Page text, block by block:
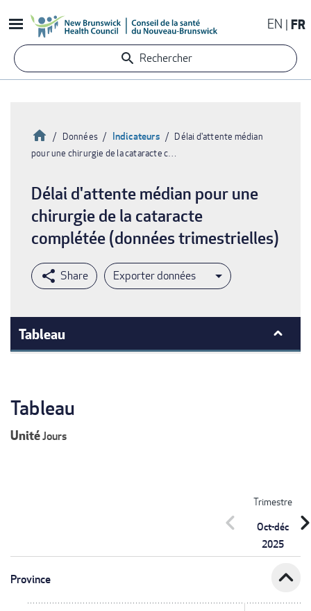
au
contenu
principal
EN FR
Rechercher
Fil
d'Ariane
Accueil
Données Indicateurs
Délai d'attente médian
pour une chirurgie de la cataracte c…
Délai d'attente médian pour une
chirurgie de la cataracte
complétée (données trimestrielles)
Exporter données
Tableau
Tableau
UnitéJours
Trimestre
Oct-déc
2025
chevron_left
Province expand_less